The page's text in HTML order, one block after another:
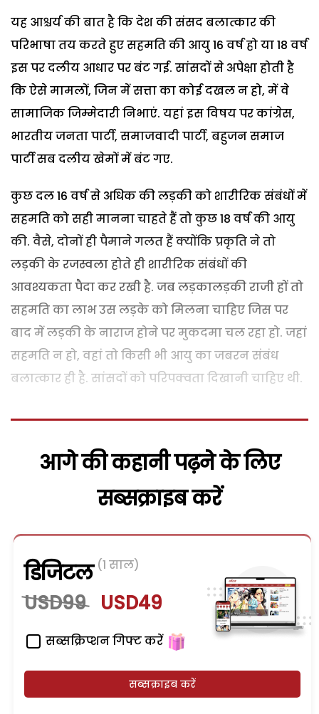
यह आश्चर्य की बात है कि देश की संसद बलात्कार की
परिभाषा तय करते हुए सहमति की आयु 16 वर्ष हो या 18 वर्ष
इस पर दलीय आधार पर बंट गई. सांसदों से अपेक्षा होती है
कि ऐसे मामलों, जिन में सत्ता का कोई दखल न हो, में वे
सामाजिक जिम्मेदारी निभाएं. यहां इस विषय पर कांग्रेस,
भारतीय जनता पार्टी, समाजवादी पार्टी, बहुजन समाज
पार्टी सब दलीय खेमों में बंट गए.
कुछ दल 16 वर्ष से अधिक की लड़की को शारीरिक संबंधों में
सहमति को सही मानना चाहते हैं तो कुछ 18 वर्ष की आयु
की. वैसे, दोनों ही पैमाने गलत हैं क्योंकि प्रकृति ने तो
लड़की के रजस्वला होते ही शारीरिक संबंधों की
आवश्यकता पैदा कर रखी है. जब लड़कालड़की राजी हों तो
सहमति का लाभ उस लड़के को मिलना चाहिए जिस पर
बाद में लड़की के नाराज होने पर मुकदमा चल रहा हो. जहां
सहमति न हो, वहां तो किसी भी आयु का जबरन संबंध
बलात्कार ही है. सांसदों को परिपक्वता दिखानी चाहिए थी.
आगे की कहानी पढ़ने के लिए
सब्सक्राइब करें
डिजिटल (1 साल)
USD99 USD49
सब्सक्रिप्शन गिफ्ट करें
सब्सक्राइब करें